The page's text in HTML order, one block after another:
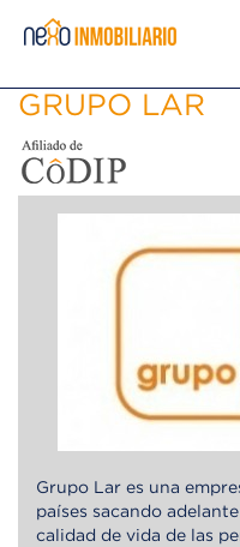
GRUPO LAR
Grupo Lar es una
países sacando
calidad de vida de las